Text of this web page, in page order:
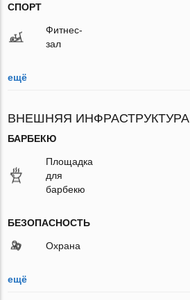
СПОРТ
Фитнес-
зал
ещё
ВНЕШНЯЯ ИНФРАСТРУКТУРА
БАРБЕКЮ
Площадка
для
барбекю
БЕЗОПАСНОСТЬ
Охрана
ещё